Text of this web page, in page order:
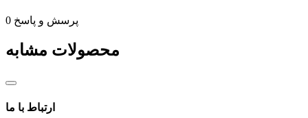
0 پرسش و پاسخ
محصولات مشابه
ارتباط با ما